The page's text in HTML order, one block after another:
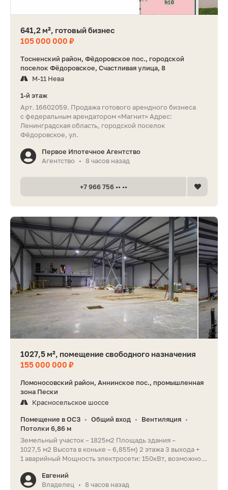
641,2 м², готовый бизнес
105 000 000 ₽
Тосненский район, Фёдоровское пос., городской
поселок Фёдоровское, Счастливая улица, 8
М-11 Нева
1-й этаж
Арт. 16602059. Продажа готового арендного бизнеса
с федеральным арендатором «Магнит» Адрес:
Ленинградская область, городской поселок
Фёдоровское, ул.
Первое Ипотечное Агентство
Агентство
• 8 часов назад
+7 966 756 •• ••
1027,5 м², помещение свободного назначения
155 000 000 ₽
Ломоносовский район, Аннинское пос., промышленная
зона Пески
Красносельское шоссе
Помещение в ОСЗ • Общий вход • Вентиляция •
Потолки 6,86 м
Зeмeльный учаcток – 1825м2 Площaдь здания –
1027,5 м2 Высота в коньке – 6,855м) 2 этажа 3 выхода +
1 аварийный Мoщность электросети: 150кВт, возможно...
Евгений
Владелец • 8 часов назад